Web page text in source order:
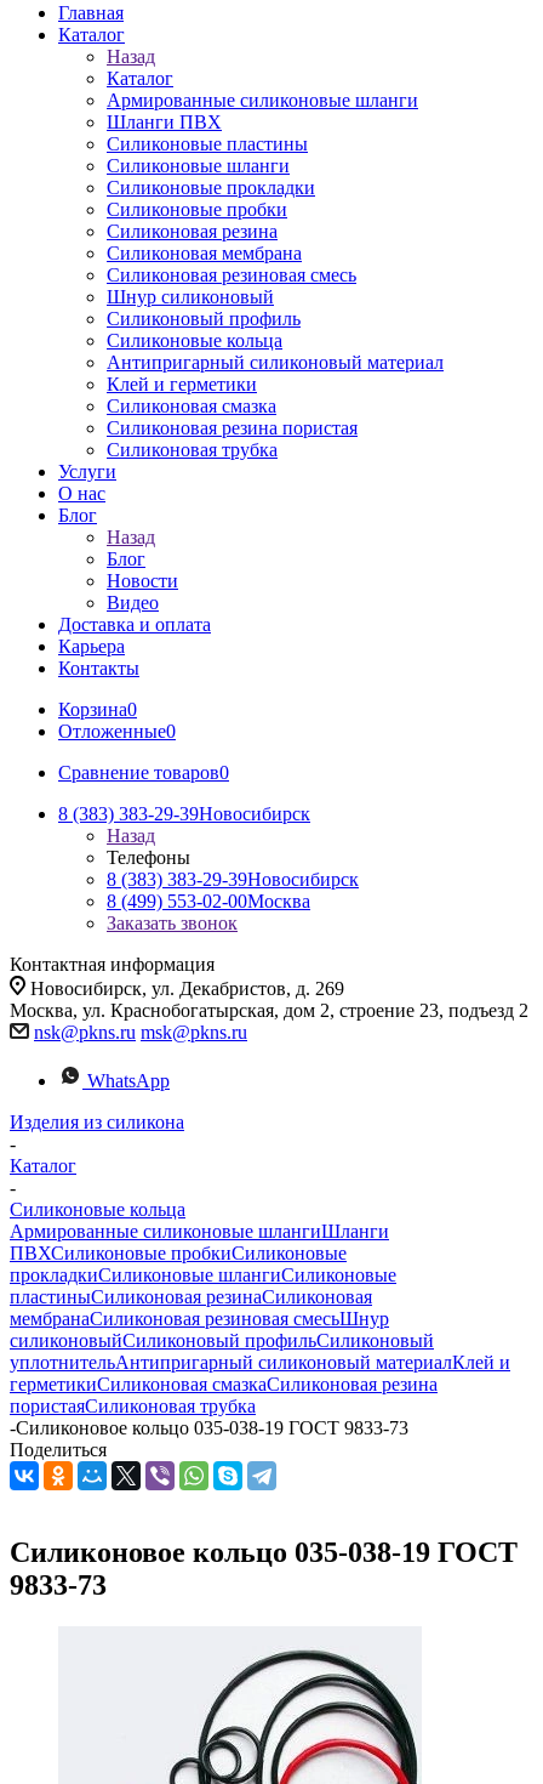
Главная
Каталог
Назад
Каталог
Армированные силиконовые шланги
Шланги ПВХ
Силиконовые пластины
Силиконовые шланги
Силиконовые прокладки
Силиконовые пробки
Силиконовая резина
Силиконовая мембрана
Силиконовая резиновая смесь
Шнур силиконовый
Силиконовый профиль
Силиконовые кольца
Антипригарный силиконовый материал
Клей и герметики
Силиконовая смазка
Силиконовая резина пористая
Силиконовая трубка
Услуги
О нас
Блог
Назад
Блог
Новости
Видео
Доставка и оплата
Карьера
Контакты
Корзина0
Отложенные0
Сравнение товаров0
8 (383) 383-29-39Новосибирск
Назад
Телефоны
8 (383) 383-29-39Новосибирск
8 (499) 553-02-00Москва
Заказать звонок
Контактная информация
Новосибирск, ул. Декабристов, д. 269
Москва, ул. Краснобогатырская, дом 2, строение 23, подъезд 2
nsk@pkns.ru msk@pkns.ru
WhatsApp
Изделия из силикона
-
Каталог
-
Силиконовые кольца
Армированные силиконовые шлангиШланги
ПВХСиликоновые пробкиСиликоновые
прокладкиСиликоновые шлангиСиликоновые
пластиныСиликоновая резинаСиликоновая
мембранаСиликоновая резиновая смесьШнур
силиконовыйСиликоновый профильСиликоновый
уплотнительАнтипригарный силиконовый материалКлей и
герметикиСиликоновая смазкаСиликоновая резина
пористаяСиликоновая трубка
-Силиконовое кольцо 035-038-19 ГОСТ 9833-73
Поделиться
Силиконовое кольцо 035-038-19 ГОСТ
9833-73